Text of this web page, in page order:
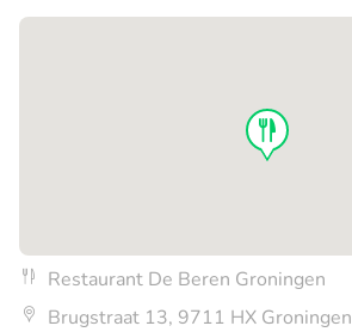
Restaurant De Beren Groningen
Brugstraat 13, 9711 HX Groningen